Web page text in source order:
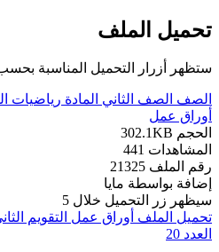
تحميل الملف
ستظهر أزرار التحميل المناسبة بحسب
الصف الصف الثاني المادة رياضيات
أوراق عمل
الحجم 302.1KB
المشاهدات 441
رقم الملف 21325
إضافة بواسطة مايا
سيظهر زر التحميل خلال 5
تحميل الملف
أوراق عمل التقويم
العدد 20